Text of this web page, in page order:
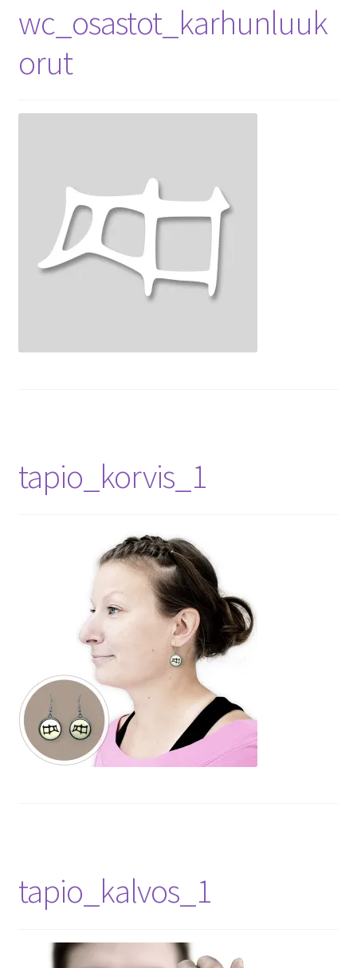
wc_osastot_karhunluuk
orut
tapio_korvis_1
tapio_kalvos_1